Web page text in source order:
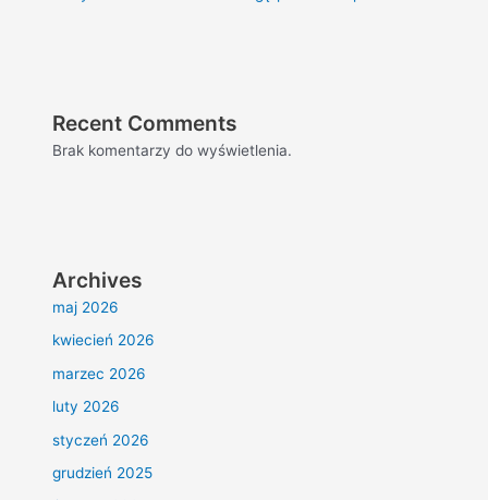
Recent Comments
Brak komentarzy do wyświetlenia.
Archives
maj 2026
kwiecień 2026
marzec 2026
luty 2026
styczeń 2026
grudzień 2025